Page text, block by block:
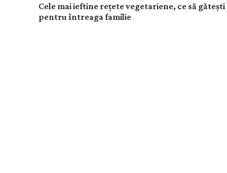
Cele mai ieftine rețete vegetariene, ce să gătești
pentru întreaga familie